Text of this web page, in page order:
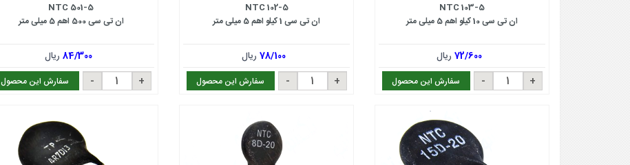
NTC 103-5
ان تی سی 10 کیلو اهم 5 میلی متر
72/600ریال
سفارش این محصول
NTC 102-5
ان تی سی 1 کیلو اهم 5 میلی متر
78/100ریال
سفارش این محصول
NTC 501-5
ان تی سی 500 اهم 5 میلی متر
84/300 ریال
سفارش این محصول